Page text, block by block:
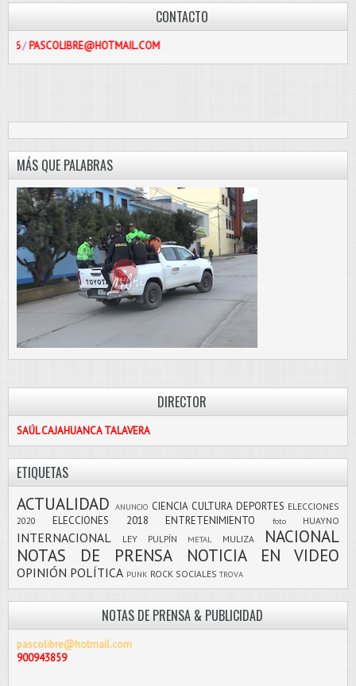
CONTACTO
MÁS QUE PALABRAS
DIRECTOR
SAÚL CAJAHUANCA TALAVERA
ETIQUETAS
ACTUALIDAD ANUNCIO CIENCIA CULTURA DEPORTES ELECCIONES
2020
ELECCIONES 2018 ENTRETENIMIENTO foto HUAYNO
INTERNACIONAL LEY PULPÍN METAL MULIZA
NACIONAL
NOTAS DE PRENSA
NOTICIA EN VIDEO
OPINIÓN POLÍTICA PUNK ROCK SOCIALES TROVA
NOTAS DE PRENSA & PUBLICIDAD
pascolibre@hotmail.com
900943859